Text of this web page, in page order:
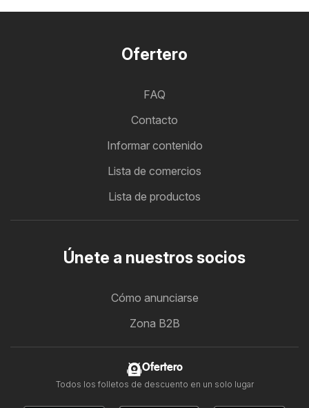
Ofertero
FAQ
Contacto
Informar contenido
Lista de comercios
Lista de productos
Únete a nuestros socios
Cómo anunciarse
Zona B2B
Ofertero
Todos los folletos de descuento en un solo lugar